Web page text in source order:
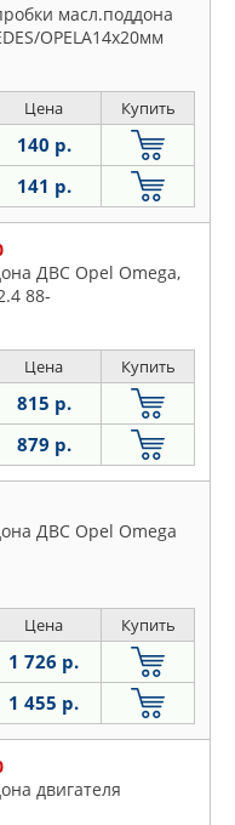
масл.поддона
OPELA14x20мм
Цена Купить
140 р.
141 р.
ДВС Opel Omega,
88-
Цена Купить
815 р.
879 р.
ДВС Opel Omega
Цена Купить
1 726 р.
1 455 р.
двигателя